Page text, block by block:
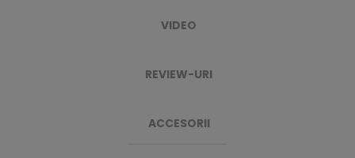
VIDEO
REVIEW-URI
ACCESORII